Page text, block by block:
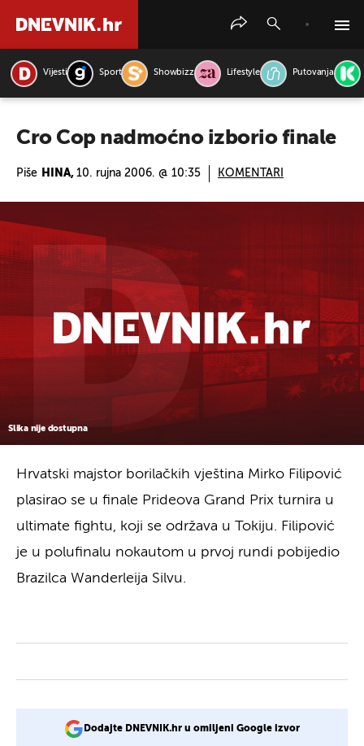
Vijesti Sport Showbizz Lifestyle Putovanja
Cro Cop nadmoćno izborio finale
Piše HINA, 10. rujna 2006. @ 10:35 KOMENTARI
Slika nije dostupna
Hrvatski majstor borilačkih vještina Mirko Filipović
plasirao se u finale Prideova Grand Prix turnira u
ultimate fightu, koji se održava u Tokiju. Filipović
je u polufinalu nokautom u prvoj rundi pobijedio
Brazilca Wanderleija Silvu.
Dodajte DNEVNIK.hr u omiljeni Google izvor
PRETRAŽITE VIJESTI